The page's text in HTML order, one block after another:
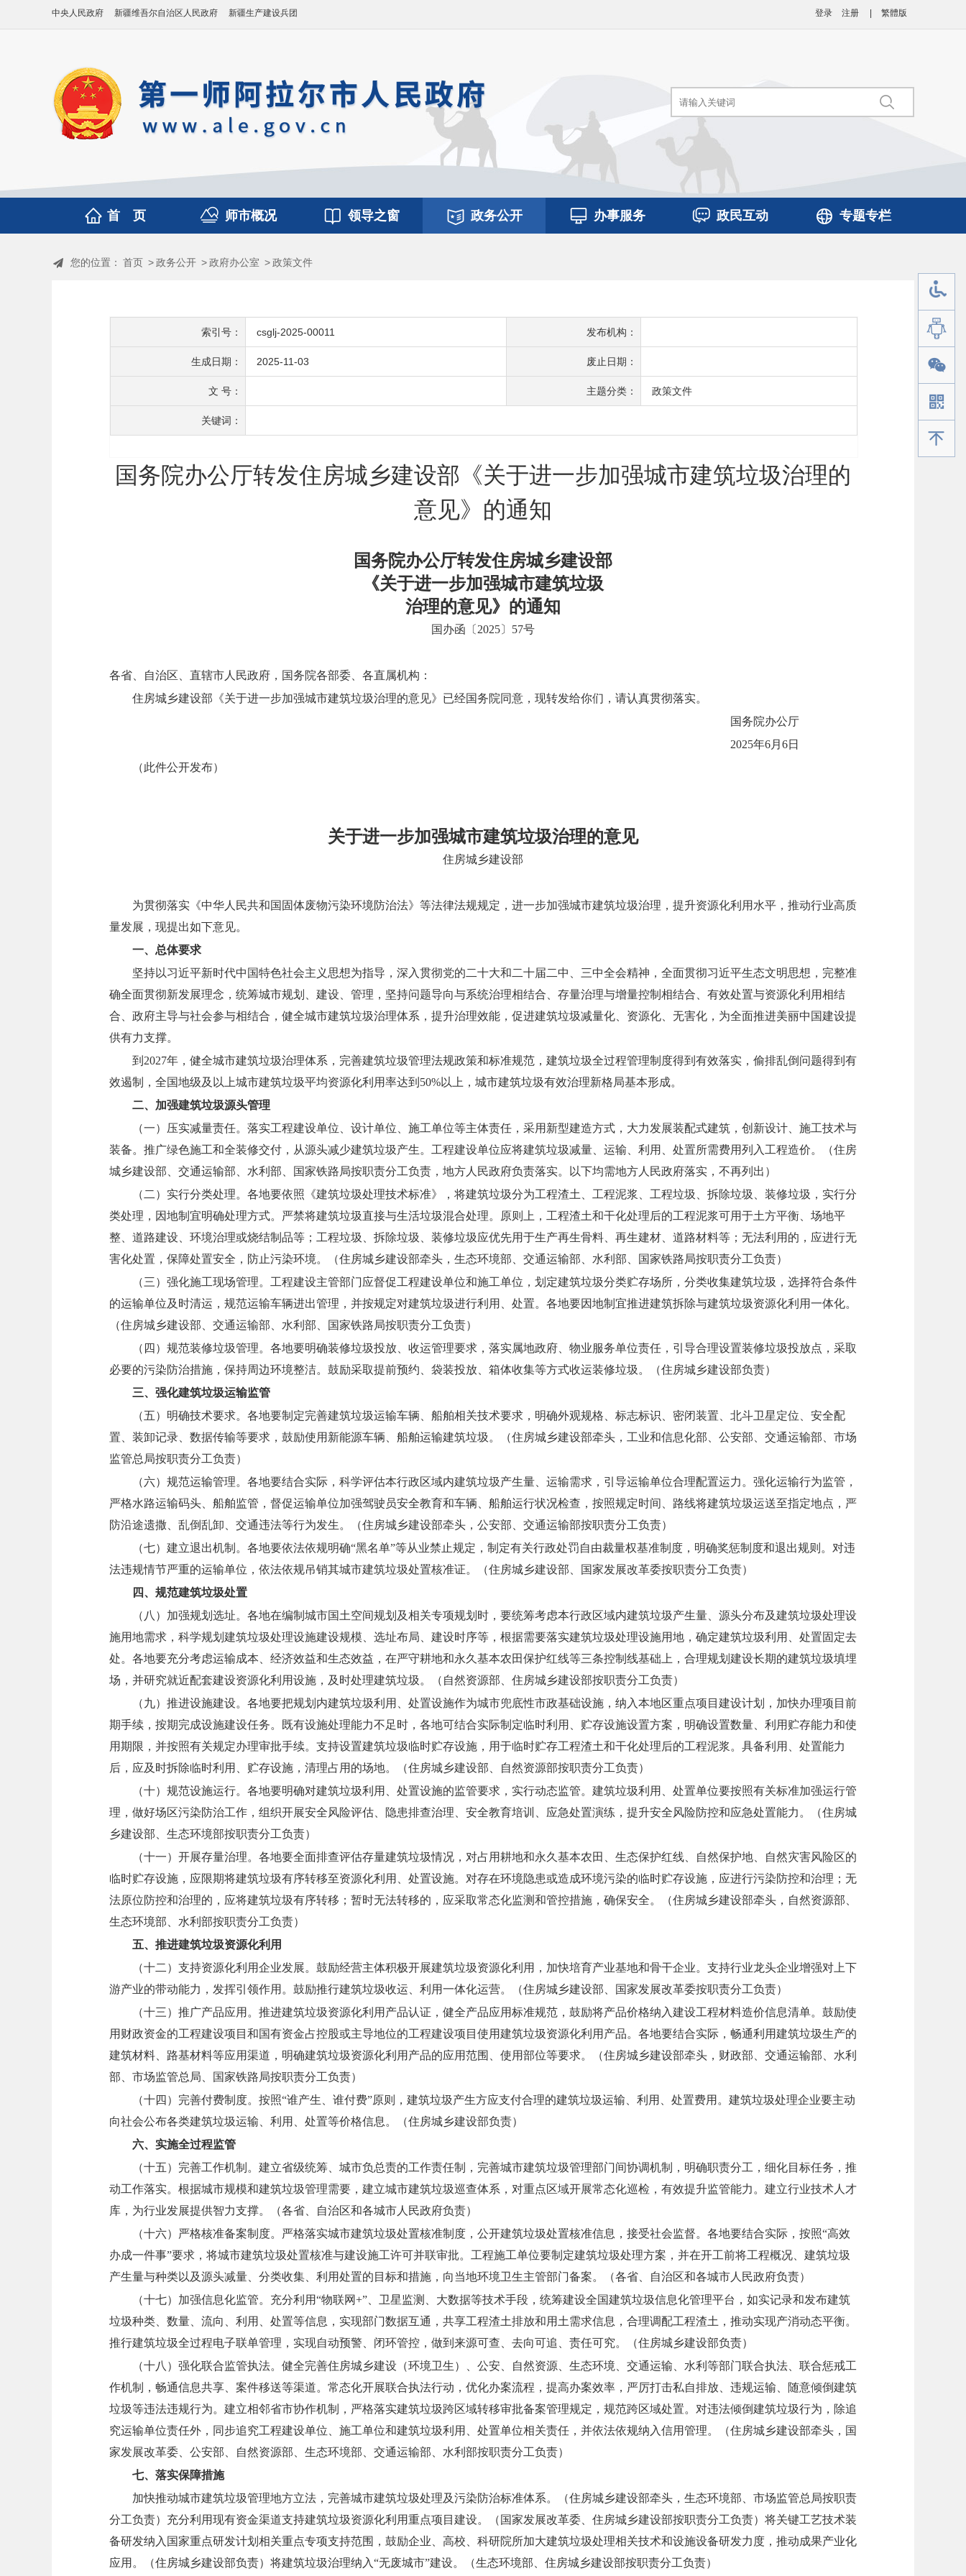
登录 注册 繁體版
中央人民政府 新疆维吾尔自治区人民政府 新疆生产建设兵团
首 页 师市概况 领导之窗 政务公开 办事服务 政民互动 专题专栏
您的位置： 首页 >政务公开 >政府办公室 >政策文件
索引号： csglj-2025-00011 发布机构：
生成日期： 2025-11-03 废止日期：
文 号： 主题分类： 政策文件
关键词：
国务院办公厅转发住房城乡建设部《关于进一步加强城市建筑垃圾治理的
意见》的通知
国务院办公厅转发住房城乡建设部
《关于进一步加强城市建筑垃圾
治理的意见》的通知
国办函〔2025〕57号
各省、自治区、直辖市人民政府，国务院各部委、各直属机构：
住房城乡建设部《关于进一步加强城市建筑垃圾治理的意见》已经国务院同意，现转发给你们，请认真贯彻落实。
国务院办公厅
2025年6月6日
（此件公开发布）
关于进一步加强城市建筑垃圾治理的意见
住房城乡建设部
为贯彻落实《中华人民共和国固体废物污染环境防治法》等法律法规规定，进一步加强城市建筑垃圾治理，提升资源化利用水平，推动行业高质
量发展，现提出如下意见。
一、总体要求
坚持以习近平新时代中国特色社会主义思想为指导，深入贯彻党的二十大和二十届二中、三中全会精神，全面贯彻习近平生态文明思想，完整准
确全面贯彻新发展理念，统筹城市规划、建设、管理，坚持问题导向与系统治理相结合、存量治理与增量控制相结合、有效处置与资源化利用相结
合、政府主导与社会参与相结合，健全城市建筑垃圾治理体系，提升治理效能，促进建筑垃圾减量化、资源化、无害化，为全面推进美丽中国建设提
供有力支撑。
到2027年，健全城市建筑垃圾治理体系，完善建筑垃圾管理法规政策和标准规范，建筑垃圾全过程管理制度得到有效落实，偷排乱倒问题得到有
效遏制，全国地级及以上城市建筑垃圾平均资源化利用率达到50%以上，城市建筑垃圾有效治理新格局基本形成。
二、加强建筑垃圾源头管理
（一）压实减量责任。 落实工程建设单位、设计单位、施工单位等主体责任，采用新型建造方式，大力发展装配式建筑，创新设计、施工技术与
装备。推广绿色施工和全装修交付，从源头减少建筑垃圾产生。工程建设单位应将建筑垃圾减量、运输、利用、处置所需费用列入工程造价。
（住房
城乡建设部、交通运输部、水利部、国家铁路局按职责分工负责，地方人民政府负责落实。以下均需地方人民政府落实，不再列出）
（二）实行分类处理。 各地要依照《建筑垃圾处理技术标准》，将建筑垃圾分为工程渣土、工程泥浆、工程垃圾、拆除垃圾、装修垃圾，实行分
类处理，因地制宜明确处理方式。严禁将建筑垃圾直接与生活垃圾混合处理。原则上，工程渣土和干化处理后的工程泥浆可用于土方平衡、场地平
整、道路建设、环境治理或烧结制品等；工程垃圾、拆除垃圾、装修垃圾应优先用于生产再生骨料、再生建材、道路材料等；无法利用的，应进行无
害化处置，保障处置安全，防止污染环境。
（住房城乡建设部牵头，生态环境部、交通运输部、水利部、国家铁路局按职责分工负责）
（三）强化施工现场管理。 工程建设主管部门应督促工程建设单位和施工单位，划定建筑垃圾分类贮存场所，分类收集建筑垃圾，选择符合条件
的运输单位及时清运，规范运输车辆进出管理，并按规定对建筑垃圾进行利用、处置。各地要因地制宜推进建筑拆除与建筑垃圾资源化利用一体化。
（住房城乡建设部、交通运输部、水利部、国家铁路局按职责分工负责）
（四）规范装修垃圾管理。 各地要明确装修垃圾投放、收运管理要求，落实属地政府、物业服务单位责任，引导合理设置装修垃圾投放点，采取
必要的污染防治措施，保持周边环境整洁。鼓励采取提前预约、袋装投放、箱体收集等方式收运装修垃圾。
（住房城乡建设部负责）
三、强化建筑垃圾运输监管
（五）明确技术要求。 各地要制定完善建筑垃圾运输车辆、船舶相关技术要求，明确外观规格、标志标识、密闭装置、北斗卫星定位、安全配
置、装卸记录、数据传输等要求，鼓励使用新能源车辆、船舶运输建筑垃圾。
（住房城乡建设部牵头，工业和信息化部、公安部、交通运输部、市场
监管总局按职责分工负责）
（六）规范运输管理。 各地要结合实际，科学评估本行政区域内建筑垃圾产生量、运输需求，引导运输单位合理配置运力。强化运输行为监管，
严格水路运输码头、船舶监管，督促运输单位加强驾驶员安全教育和车辆、船舶运行状况检查，按照规定时间、路线将建筑垃圾运送至指定地点，严
防沿途遗撒、乱倒乱卸、交通违法等行为发生。
（住房城乡建设部牵头，公安部、交通运输部按职责分工负责）
（七）建立退出机制。 各地要依法依规明确“黑名单”等从业禁止规定，制定有关行政处罚自由裁量权基准制度，明确奖惩制度和退出规则。对违
法违规情节严重的运输单位，依法依规吊销其城市建筑垃圾处置核准证。
（住房城乡建设部、国家发展改革委按职责分工负责）
四、规范建筑垃圾处置
（八）加强规划选址。 各地在编制城市国土空间规划及相关专项规划时，要统筹考虑本行政区域内建筑垃圾产生量、源头分布及建筑垃圾处理设
施用地需求，科学规划建筑垃圾处理设施建设规模、选址布局、建设时序等，根据需要落实建筑垃圾处理设施用地，确定建筑垃圾利用、处置固定去
处。各地要充分考虑运输成本、经济效益和生态效益，在严守耕地和永久基本农田保护红线等三条控制线基础上，合理规划建设长期的建筑垃圾填埋
场，并研究就近配套建设资源化利用设施，及时处理建筑垃圾。
（自然资源部、住房城乡建设部按职责分工负责）
（九）推进设施建设。 各地要把规划内建筑垃圾利用、处置设施作为城市兜底性市政基础设施，纳入本地区重点项目建设计划，加快办理项目前
期手续，按期完成设施建设任务。既有设施处理能力不足时，各地可结合实际制定临时利用、贮存设施设置方案，明确设置数量、利用贮存能力和使
用期限，并按照有关规定办理审批手续。支持设置建筑垃圾临时贮存设施，用于临时贮存工程渣土和干化处理后的工程泥浆。具备利用、处置能力
后，应及时拆除临时利用、贮存设施，清理占用的场地。
（住房城乡建设部、自然资源部按职责分工负责）
（十）规范设施运行。 各地要明确对建筑垃圾利用、处置设施的监管要求，实行动态监管。建筑垃圾利用、处置单位要按照有关标准加强运行管
理，做好场区污染防治工作，组织开展安全风险评估、隐患排查治理、安全教育培训、应急处置演练，提升安全风险防控和应急处置能力。
（住房城
乡建设部、生态环境部按职责分工负责）
（十一）开展存量治理。 各地要全面排查评估存量建筑垃圾情况，对占用耕地和永久基本农田、生态保护红线、自然保护地、自然灾害风险区的
临时贮存设施，应限期将建筑垃圾有序转移至资源化利用、处置设施。对存在环境隐患或造成环境污染的临时贮存设施，应进行污染防控和治理；无
法原位防控和治理的，应将建筑垃圾有序转移；暂时无法转移的，应采取常态化监测和管控措施，确保安全。（住房城乡建设部牵头，自然资源部、
生态环境部、水利部按职责分工负责）
五、推进建筑垃圾资源化利用
（十二）支持资源化利用企业发展。 鼓励经营主体积极开展建筑垃圾资源化利用，加快培育产业基地和骨干企业。支持行业龙头企业增强对上下
游产业的带动能力，发挥引领作用。鼓励推行建筑垃圾收运、利用一体化运营。
（住房城乡建设部、国家发展改革委按职责分工负责）
（十三）推广产品应用。 推进建筑垃圾资源化利用产品认证，健全产品应用标准规范，鼓励将产品价格纳入建设工程材料造价信息清单。鼓励使
用财政资金的工程建设项目和国有资金占控股或主导地位的工程建设项目使用建筑垃圾资源化利用产品。各地要结合实际，畅通利用建筑垃圾生产的
建筑材料、路基材料等应用渠道，明确建筑垃圾资源化利用产品的应用范围、使用部位等要求。
（住房城乡建设部牵头，财政部、交通运输部、水利
部、市场监管总局、国家铁路局按职责分工负责）
（十四）完善付费制度。 按照“谁产生、谁付费”原则，建筑垃圾产生方应支付合理的建筑垃圾运输、利用、处置费用。建筑垃圾处理企业要主动
向社会公布各类建筑垃圾运输、利用、处置等价格信息。
（住房城乡建设部负责）
六、实施全过程监管
（十五）完善工作机制。 建立省级统筹、城市负总责的工作责任制，完善城市建筑垃圾管理部门间协调机制，明确职责分工，细化目标任务，推
动工作落实。根据城市规模和建筑垃圾管理需要，建立城市建筑垃圾巡查体系，对重点区域开展常态化巡检，有效提升监管能力。建立行业技术人才
库，为行业发展提供智力支撑。
（各省、自治区和各城市人民政府负责）
（十六）严格核准备案制度。 严格落实城市建筑垃圾处置核准制度，公开建筑垃圾处置核准信息，接受社会监督。各地要结合实际，按照“高效
办成一件事”要求，将城市建筑垃圾处置核准与建设施工许可并联审批。工程施工单位要制定建筑垃圾处理方案，并在开工前将工程概况、建筑垃圾
产生量与种类以及源头减量、分类收集、利用处置的目标和措施，向当地环境卫生主管部门备案。
（各省、自治区和各城市人民政府负责）
（十七）加强信息化监管。 充分利用“物联网+”、卫星监测、大数据等技术手段，统筹建设全国建筑垃圾信息化管理平台，如实记录和发布建筑
垃圾种类、数量、流向、利用、处置等信息，实现部门数据互通，共享工程渣土排放和用土需求信息，合理调配工程渣土，推动实现产消动态平衡。
推行建筑垃圾全过程电子联单管理，实现自动预警、闭环管控，做到来源可查、去向可追、责任可究。
（住房城乡建设部负责）
（十八）强化联合监管执法。 健全完善住房城乡建设（环境卫生）、公安、自然资源、生态环境、交通运输、水利等部门联合执法、联合惩戒工
作机制，畅通信息共享、案件移送等渠道。常态化开展联合执法行动，优化办案流程，提高办案效率，严厉打击私自排放、违规运输、随意倾倒建筑
垃圾等违法违规行为。建立相邻省市协作机制，严格落实建筑垃圾跨区域转移审批备案管理规定，规范跨区域处置。对违法倾倒建筑垃圾行为，除追
究运输单位责任外，同步追究工程建设单位、施工单位和建筑垃圾利用、处置单位相关责任，并依法依规纳入信用管理。
（住房城乡建设部牵头，国
家发展改革委、公安部、自然资源部、生态环境部、交通运输部、水利部按职责分工负责）
七、落实保障措施
加快推动城市建筑垃圾管理地方立法，完善城市建筑垃圾处理及污染防治标准体系。
（住房城乡建设部牵头，生态环境部、市场监管总局按职责
分工负责） 充分利用现有资金渠道支持建筑垃圾资源化利用重点项目建设。 （国家发展改革委、住房城乡建设部按职责分工负责） 将关键工艺技术装
备研发纳入国家重点研发计划相关重点专项支持范围，鼓励企业、高校、科研院所加大建筑垃圾处理相关技术和设施设备研发力度，推动成果产业化
应用。
（住房城乡建设部负责） 将建筑垃圾治理纳入“无废城市”建设。 （生态环境部、住房城乡建设部按职责分工负责）
手机版